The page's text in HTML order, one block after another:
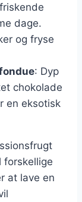
dage.
og fryse
: Dyp
chokolade
en eksotisk
forskellige
at lave en